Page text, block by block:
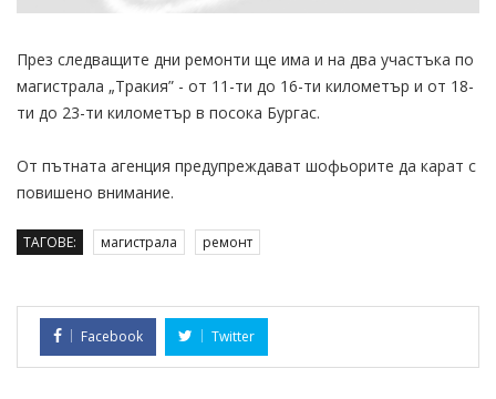
През следващите дни ремонти ще има и на два участъка по
магистрала „Тракия” - от 11-ти до 16-ти километър и от 18-
ти до 23-ти километър в посока Бургас.
От пътната агенция предупреждават шофьорите да карат с
повишено внимание.
ТАГОВЕ: магистрала ремонт
Facebook Twitter